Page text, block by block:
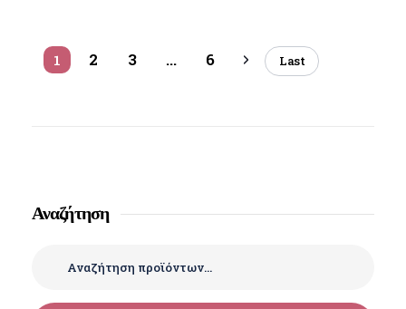
1 2 3 ... 6 Last
Αναζήτηση